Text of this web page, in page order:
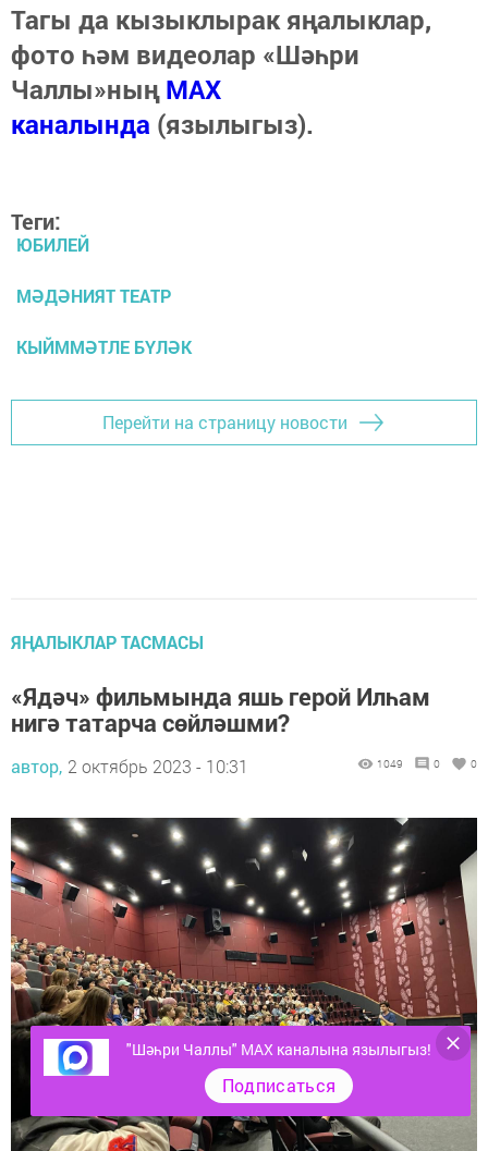
Тагы да кызыклырак яңалыклар,
фото һәм видеолар «Шәһри
Чаллы»ныңMAX
каналында (язылыгыз).
Теги:
ЮБИЛЕЙ
МӘДӘНИЯТ ТЕАТР
КЫЙММӘТЛЕ БҮЛӘК
Перейти на страницу новости
ЯҢАЛЫКЛАР ТАСМАСЫ
«Ядәч» фильмында яшь герой Илһам
нигә татарча сөйләшми?
автор, 2 октябрь 2023 - 10:31 1049 0 0
"Шәһри Чаллы" MAX каналына язылыгыз!
Подписаться